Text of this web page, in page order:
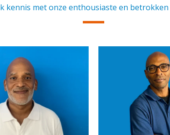
kennis met onze enthousiaste en betrokken